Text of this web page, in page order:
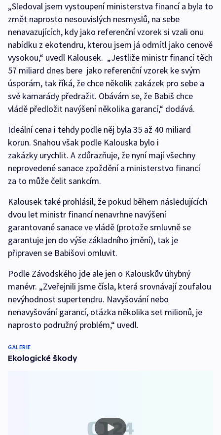
„Sledoval jsem vystoupení ministerstva financí a byla to
změt naprosto nesouvislých nesmyslů, na sebe
nenavazujících, kdy jako referenční vzorek si vzali onu
nabídku z ekotendru, kterou jsem já odmítl jako cenově
vysokou,“ uvedl Kalousek. „Jestliže ministr financí těch
57 miliard dnes bere jako referenční vzorek ke svým
úsporám, tak říká, že chce několik zakázek pro sebe a
své kamarády předražit. Obávám se, že Babiš chce
vládě předložit navýšení několika garancí,“ dodává.
Ideální cena i tehdy podle něj byla 35 až 40 miliard
korun. Snahou však podle Kalouska bylo i
zakázky urychlit. A zdůrazňuje, že nyní mají všechny
neprovedené sanace zpoždění a ministerstvo financí
za to může čelit sankcím.
Kalousek také prohlásil, že pokud během následujících
dvou let ministr financí nenavrhne navýšení
garantované sanace ve vládě (protože smluvně se
garantuje jen do výše základního jmění), tak je
připraven se Babišovi omluvit.
Podle Závodského jde ale jen o Kalouskův úhybný
manévr. „Zveřejnili jsme čísla, která srovnávají zoufalou
nevýhodnost supertendru. Navyšování nebo
nenavyšování garancí, otázka několika set milionů, je
naprosto podružný problém,“ uvedl.
GALERIE
Ekologické škody